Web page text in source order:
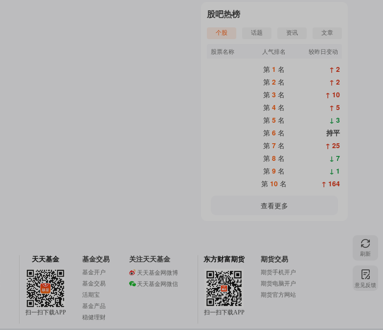
股吧热榜
个股 话题 资讯 文章
股票名称 人气排名 较昨日变动
第 1 名
↑ 2
第 2 名
↑ 2
第 3 名
↑ 10
第 4 名
↑ 5
第 5 名
↓ 3
第 6 名
持平
第 7 名
↑ 25
第 8 名
↓ 7
第 9 名
↓ 1
第 10 名 ↑ 164
查看更多
刷新
意见反馈
天天基金
扫一扫下载APP
基金交易
基金开户
基金交易
活期宝
基金产品
稳健理财
关注天天基金
天天基金网微博
天天基金网微信
东方财富期货
扫一扫下载APP
期货交易
期货手机开户
期货电脑开户
期货官方网站